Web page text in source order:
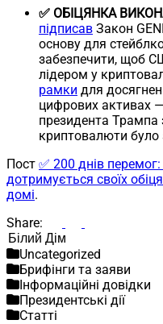
✅ ОБІЦЯНКА
підписав Закон
основу для
забезпечити, щоб
лідером у
рамки для
цифрових активах
президента Трампа
криптовалюти
Пост ✅ 200 днів
дотримується своїх
домі.
Share:
Пошук
Uncategorized
Брифінги та заяви
Інформаційні довідки
Президентські дії
Статті